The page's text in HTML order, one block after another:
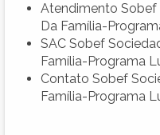
Atendimento Sobef
Da Família-
SAC Sobef
Família-Programa
Contato Sobef
Família-Programa